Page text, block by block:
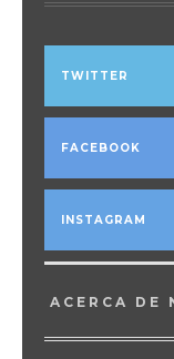
TWITTER
FACEBOOK
INSTAGRAM
ACERCA DE